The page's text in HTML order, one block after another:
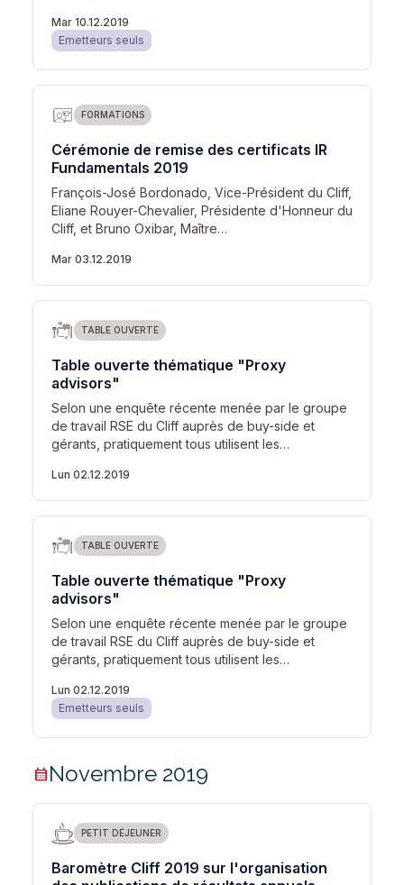
Mar 10.12.2019
Emetteurs seuls
FORMATIONS
Cérémonie de remise des certificats IR
Fundamentals 2019
François-José Bordonado, Vice-Président du Cliff,
Eliane Rouyer-Chevalier, Présidente d'Honneur du
Cliff, et Bruno Oxibar, Maître…
Mar 03.12.2019
TABLE OUVERTE
Table ouverte thématique "Proxy
advisors"
Selon une enquête récente menée par le groupe
de travail RSE du Cliff auprès de buy-side et
gérants, pratiquement tous utilisent les…
Lun 02.12.2019
TABLE OUVERTE
Table ouverte thématique "Proxy
advisors"
Selon une enquête récente menée par le groupe
de travail RSE du Cliff auprès de buy-side et
gérants, pratiquement tous utilisent les…
Lun 02.12.2019
Emetteurs seuls
calendar_monthNovembre 2019
PETIT DÉJEUNER
Baromètre Cliff 2019 sur l'organisation